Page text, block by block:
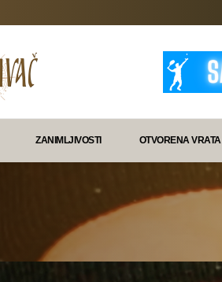
ZANIMLJIVOSTI OTVORENA VRATA